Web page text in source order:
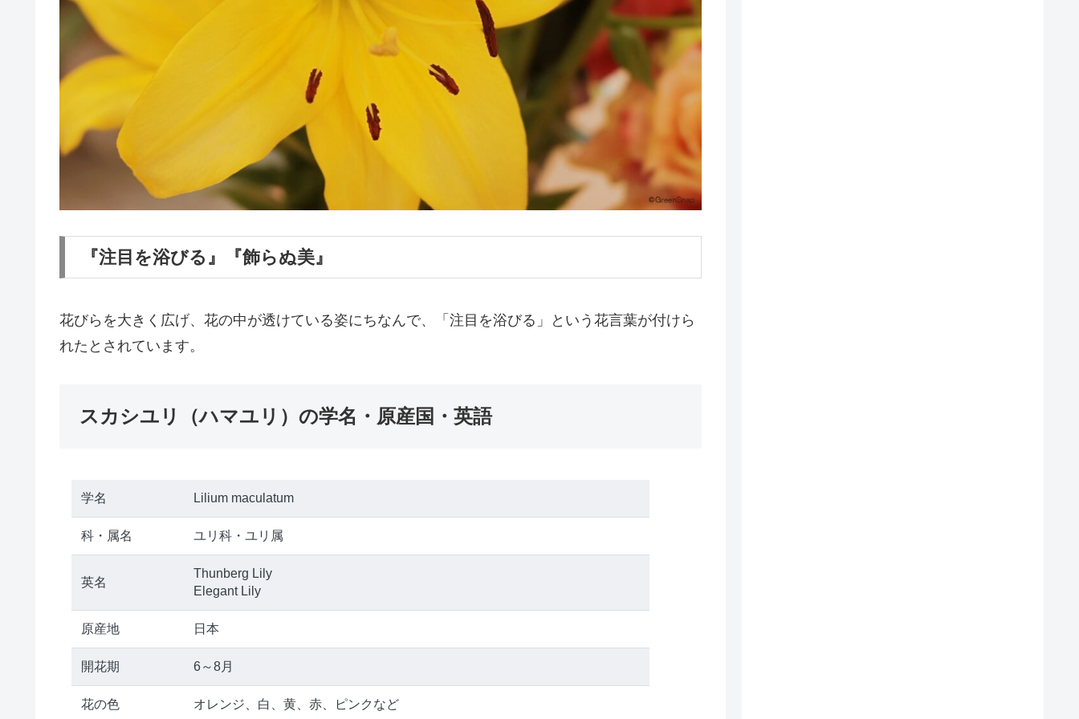
『注目を浴びる』『飾らぬ美』
花びらを大きく広げ、花の中が透けている姿にちなんで、「注目を浴びる」という花言葉が付けら
れたとされています。
スカシユリ（ハマユリ）の学名・原産国・英語
学名 Lilium maculatum
科・属名 ユリ科・ユリ属
英名
Thunberg Lily
Elegant Lily
原産地 日本
開花期 6～8月
花の色 オレンジ、白、黄、赤、ピンクなど